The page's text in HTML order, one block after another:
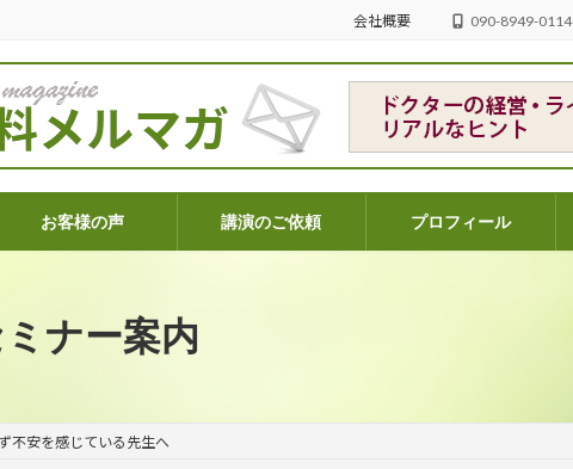
会社概要 090-8949-0114
お客様の声 講演のご依頼 プロフィール
ナー案内
不安を感じている先生へ